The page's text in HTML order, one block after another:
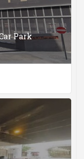
Park